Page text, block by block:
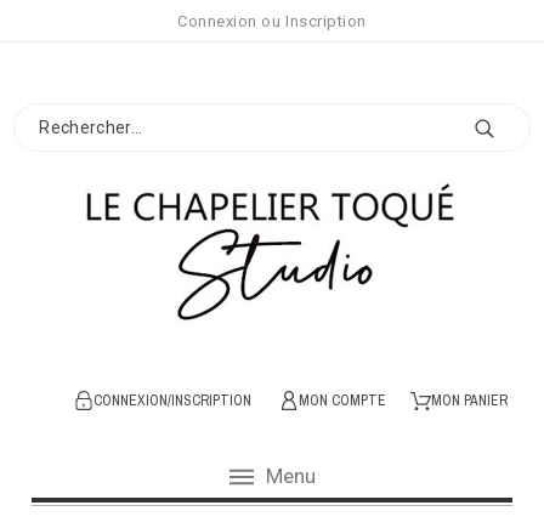
Connexion ou Inscription
CONNEXION/INSCRIPTION MON COMPTE MON PANIER
Menu